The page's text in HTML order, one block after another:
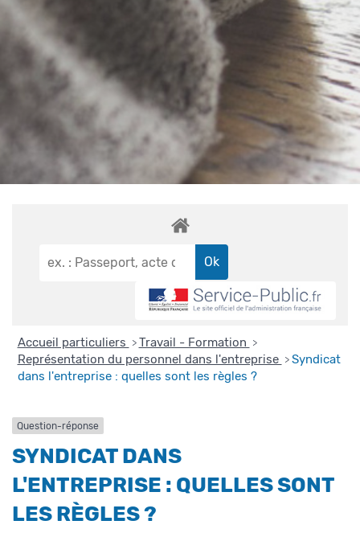
Accueil particuliers > Travail - Formation >
Représentation du personnel dans l'entreprise > Syndicat
dans l'entreprise : quelles sont les règles ?
Question-réponse
SYNDICAT DANS
L'ENTREPRISE : QUELLES SONT
LES RÈGLES ?